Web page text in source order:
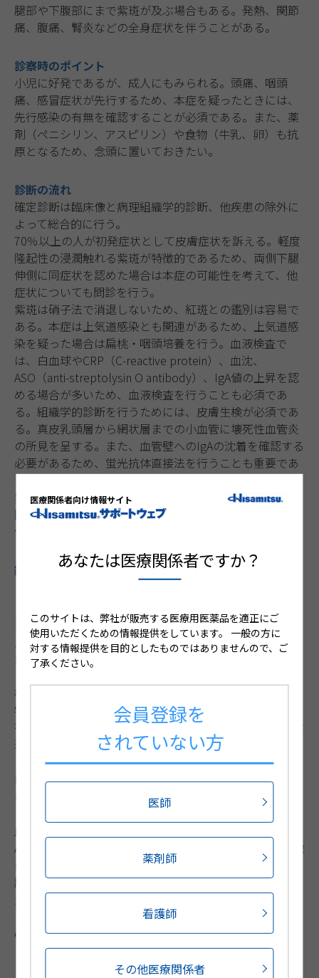
腿部や下腹部にまで紫斑が及ぶ場合もある。発熱、関節
痛、腹痛、腎炎などの全身症状を伴うことがある。
診察時のポイント
小児に好発であるが、成人にもみられる。頭痛、咽頭
痛、感冒症状が先行するため、本症を疑ったときには、
先行感染の有無を確認することが必須である。また、薬
剤（ペニシリン、アスピリン）や食物（牛乳、卵）も抗
原となるため、念頭に置いておきたい。
診断の流れ
確定診断は臨床像と病理組織学的診断、他疾患の除外に
よって総合的に行う。
70％以上の人が初発症状として皮膚症状を訴える。軽度
隆起性の浸潤触れる紫斑が特徴的であるため、両側下腿
伸側に同症状を認めた場合は本症の可能性を考えて、他
症状についても問診を行う。
紫斑は硝子法で消退しないため、紅斑との鑑別は容易で
ある。本症は上気道感染とも関連があるため、上気道感
染を疑った場合は扁桃・咽頭培養を行う。血液検査で
は、白血球やCRP（C-reactive protein）、血沈、
ASO（anti-streptolysin O antibody）、IgA値の上昇を認
める場合が多いため、血液検査を行うことも必須であ
る。組織学的診断を行うためには、皮膚生検が必須であ
る。真皮乳頭層から網状層までの小血管に壊死性血管炎
の所見を呈する。また、血管壁へのIgAの沈着を確認する
必要があるため、蛍光抗体直接法を行うことも重要であ
る。
紫斑が下腿に限局せず、大腿部・臀部・下腹部など広範
囲にわたって認められる場合は消化器症状や腎障害の合
併のリスクが上昇するため、注意を要する。
鑑別疾患
やすくなる。血小板が５万/mm3以下になると、自覚なく
点状出血や斑状出血を生じる。紫斑は浸潤を伴わないの
が特徴である。
梢神経障害などを生じる全身性血管炎である。病理組織
学的には小〜中動脈の白血球破砕性血管炎を呈する。表
在性動脈走行に一致して、直径1～2cm大の皮下結節や紫
斑、潰瘍を生じるのが特徴である。
【ウイルス感染症】ウイルス感染によるアレルギー反応
により麻疹や風疹などのような全身性皮疹を来すものが
ある。
【顕微鏡的多発血管炎】細動静脈〜小動脈を侵す全身性
血管炎であり、MPO -ANCA
＊1 ＊2
ANCA関連血管炎である。糸球体腎炎や間質性肺炎が急激
に進行し、予後不良である。皮膚症状としては、細動静
脈の血管炎を反映して、浸潤を触れる紫斑を下肢中心に
生じる。
＊1 MPO-ANCA：myeloperoxidase-anti-neutrophil
cytoplasmic antibody（抗好中球細胞質抗体）
＊2 P：perinuclear
【全身性エリテマトーデス（SLE*3)】腎臓、心臓、関
医療関係者向け情報サイト
あなたは医療関係者ですか？
このサイトは、弊社が販売する医療用医薬品を適正にご
使用いただくための情報提供をしています。 一般の方に
対する情報提供を目的としたものではありませんので、ご
了承ください。
会員登録を
されていない方
医師
薬剤師
看護師
その他医療関係者